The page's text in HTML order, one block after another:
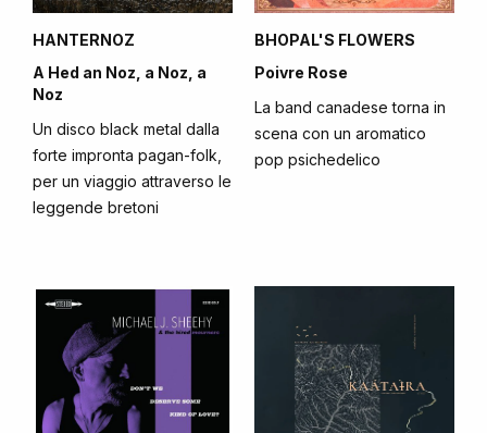
HANTERNOZ
A Hed an Noz, a Noz, a
Noz
Un disco black metal dalla
forte impronta pagan-folk,
per un viaggio attraverso le
leggende bretoni
BHOPAL'S FLOWERS
Poivre Rose
La band canadese torna in
scena con un aromatico
pop psichedelico